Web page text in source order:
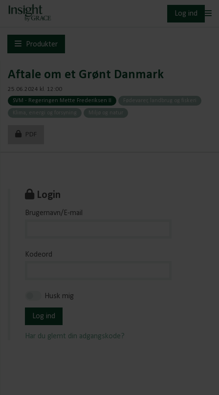
Log ind
Produkter
Aftale om et Grønt Danmark
25.06.2024 kl. 12:00
SVM - Regeringen Mette Frederiksen II Fødevarer, landbrug og fiskeri
Klima, energi og forsyning Miljø og natur
PDF
Login
Brugernavn/E-mail
Kodeord
Husk mig
Log ind
Har du glemt din adgangskode?